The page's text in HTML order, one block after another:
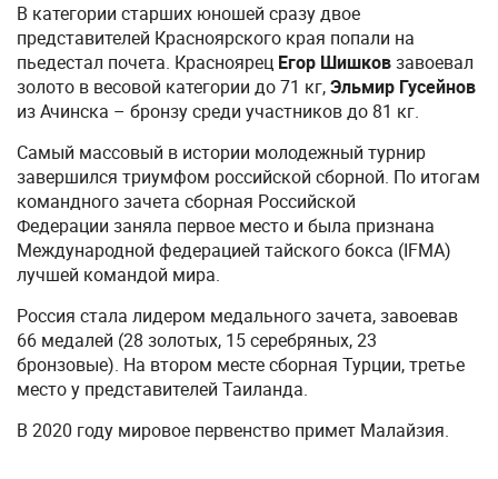
В категории старших юношей сразу двое
представителей Красноярского края попали на
пьедестал почета. Красноярец Егор Шишковзавоевал
золото в весовой категории до 71 кг,Эльмир Гусейнов
из Ачинска – бронзу среди участников до 81 кг.
Самый массовый в истории молодежный турнир
завершился триумфом российской сборной. По итогам
командного зачета сборная Российской
Федерации заняла первое место и была признана
Международной федерацией тайского бокса (IFMA)
лучшей командой мира.
Россия стала лидером медального зачета, завоевав
66 медалей (28 золотых, 15 серебряных, 23
бронзовые). На втором месте сборная Турции, третье
место у представителей Таиланда.
В 2020 году мировое первенство примет Малайзия.